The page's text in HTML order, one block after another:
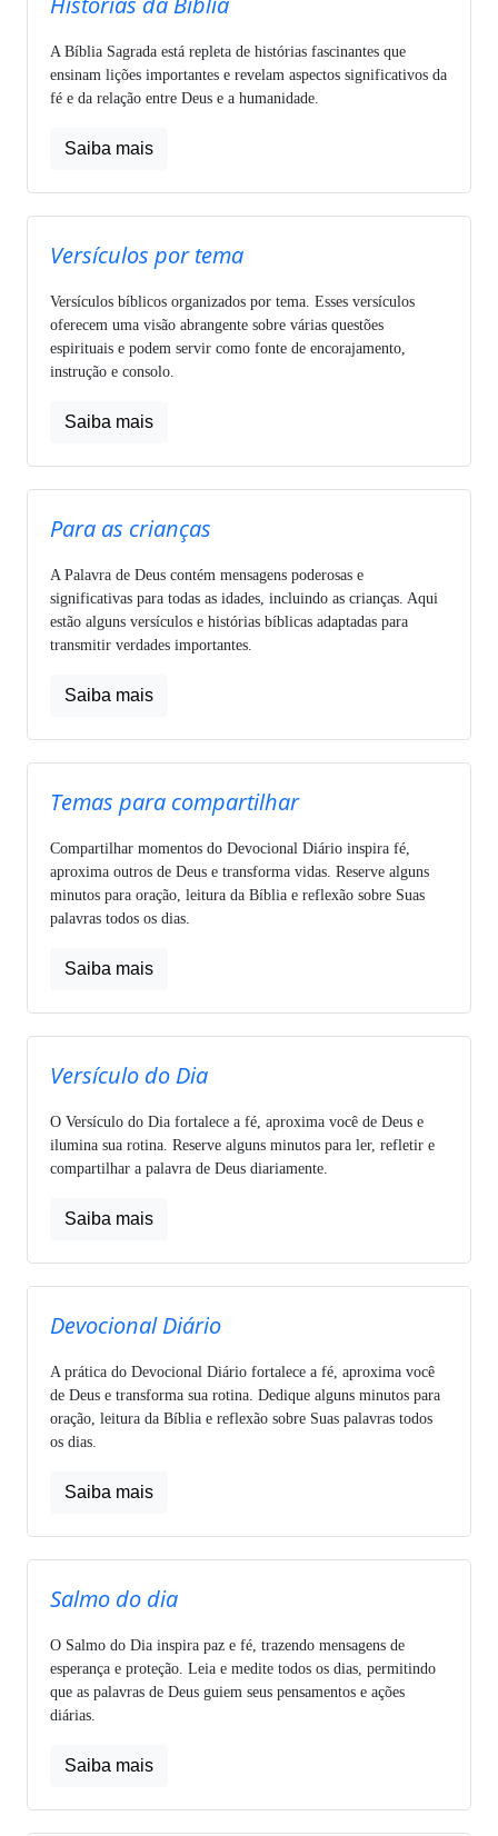
A Bíblia Sagrada está repleta de histórias fascinantes que
ensinam lições importantes e revelam aspectos significativos da
fé e da relação entre Deus e a humanidade.
Saiba mais
Versículos por tema
Versículos bíblicos organizados por tema. Esses versículos
oferecem uma visão abrangente sobre várias questões
espirituais e podem servir como fonte de encorajamento,
instrução e consolo.
Saiba mais
Para as crianças
A Palavra de Deus contém mensagens poderosas e
significativas para todas as idades, incluindo as crianças. Aqui
estão alguns versículos e histórias bíblicas adaptadas para
transmitir verdades importantes.
Saiba mais
Temas para compartilhar
Compartilhar momentos do Devocional Diário inspira fé,
aproxima outros de Deus e transforma vidas. Reserve alguns
minutos para oração, leitura da Bíblia e reflexão sobre Suas
palavras todos os dias.
Saiba mais
Versículo do Dia
O Versículo do Dia fortalece a fé, aproxima você de Deus e
ilumina sua rotina. Reserve alguns minutos para ler, refletir e
compartilhar a palavra de Deus diariamente.
Saiba mais
Devocional Diário
A prática do Devocional Diário fortalece a fé, aproxima você
de Deus e transforma sua rotina. Dedique alguns minutos para
oração, leitura da Bíblia e reflexão sobre Suas palavras todos
os dias.
Saiba mais
Salmo do dia
O Salmo do Dia inspira paz e fé, trazendo mensagens de
esperança e proteção. Leia e medite todos os dias, permitindo
que as palavras de Deus guiem seus pensamentos e ações
diárias.
Saiba mais